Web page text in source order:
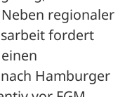
regionaler
fordert
Hamburger